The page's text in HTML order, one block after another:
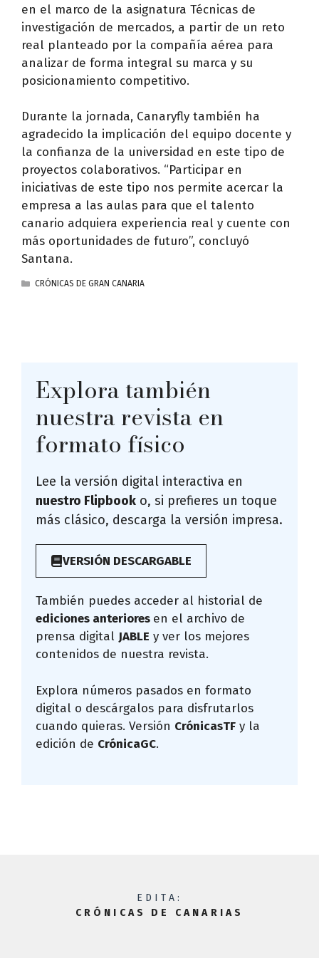
en el marco de la asignatura Técnicas de
investigación de mercados, a partir de un reto
real planteado por la compañía aérea para
analizar de forma integral su marca y su
posicionamiento competitivo.
Durante la jornada, Canaryfly también ha
agradecido la implicación del equipo docente y
la confianza de la universidad en este tipo de
proyectos colaborativos. “Participar en
iniciativas de este tipo nos permite acercar la
empresa a las aulas para que el talento
canario adquiera experiencia real y cuente con
más oportunidades de futuro”, concluyó
Santana.
CATEGORÍAS
CRÓNICAS DE GRAN CANARIA
Explora también
nuestra revista en
formato físico
Lee la versión digital interactiva en
nuestro Flipbook o, si prefieres un toque
más clásico, descarga la versión impresa.
VERSIÓN DESCARGABLE
También puedes acceder al historial de
ediciones anteriores en el archivo de
prensa digital JABLE y ver los mejores
contenidos de nuestra revista.
Explora números pasados en formato
digital o descárgalos para disfrutarlos
cuando quieras. Versión CrónicasTF y la
edición de CrónicaGC.
EDITA:
CRÓNICAS DE CANARIAS